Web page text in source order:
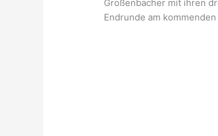
Großenbacher mit ihren
Endrunde am